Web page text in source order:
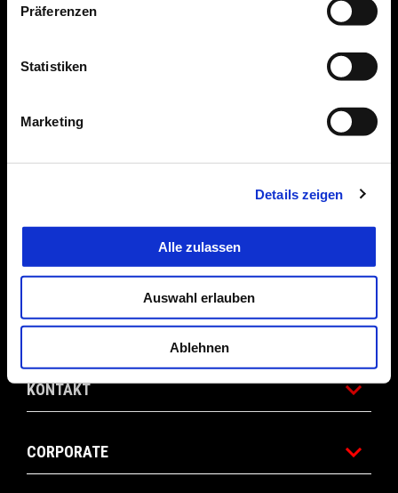
Präferenzen
Statistiken
Marketing
Details zeigen
Alle zulassen
Auswahl erlauben
Ablehnen
DIE WELT VON APRILIA
WARTUNG UND SERVICE
KONTAKT
CORPORATE